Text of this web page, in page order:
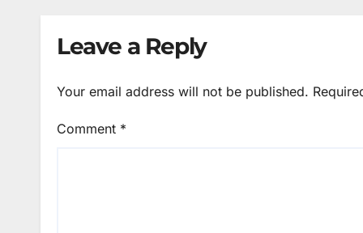
Leave a Reply
Your email address will not be published.
Comment *